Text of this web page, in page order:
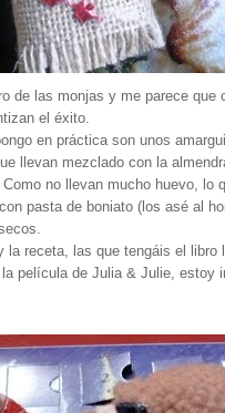
de las monjas y me parece
el éxito.
en práctica son unos
llevan mezclado con la
no llevan mucho huevo, lo
pasta de boniato (los asé al
receta, las que tengáis el libro
película de Julia & Julie, estoy